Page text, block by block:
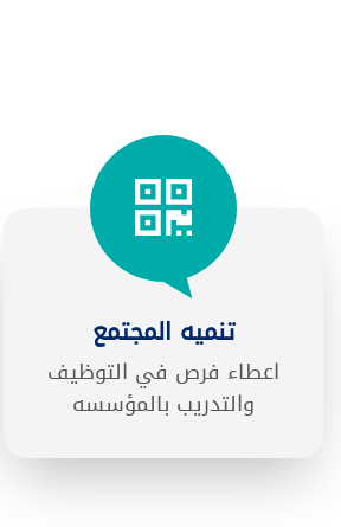
تنميه المجتمع
اعطاء فرص في التوظيف
والتدريب بالمؤسسه